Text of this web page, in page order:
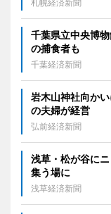
札幌経済新聞
千葉県立中央博
の捕食者も
千葉経済新聞
岩木山神社向か
の夫婦が経営
弘前経済新聞
浅草・松が谷に
集う場に
浅草経済新聞